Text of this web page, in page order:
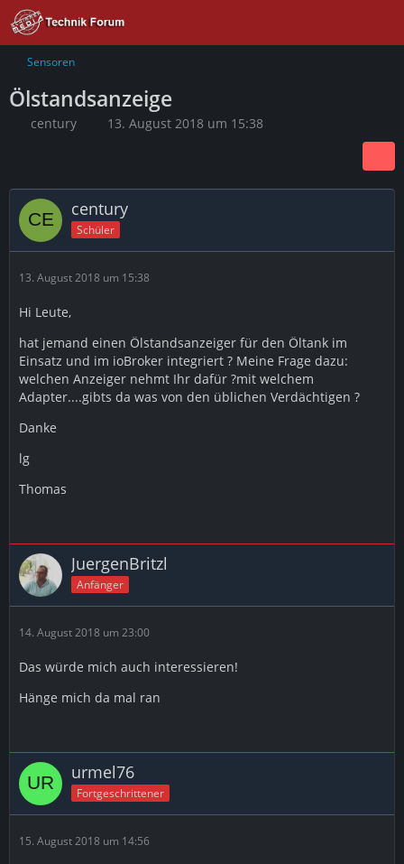
Sensoren
Ölstandsanzeige
century 13. August 2018 um 15:38
century
Schüler
13. August 2018 um 15:38
Hi Leute,
hat jemand einen Ölstandsanzeiger für den Öltank im
Einsatz und im ioBroker integriert ? Meine Frage dazu:
welchen Anzeiger nehmt Ihr dafür ?mit welchem
Adapter....gibts da was von den üblichen Verdächtigen ?
Danke
lg
Thomas
JuergenBritzl
Anfänger
14. August 2018 um 23:00
Das würde mich auch interessieren!
Hänge mich da mal ran
urmel76
Fortgeschrittener
15. August 2018 um 14:56